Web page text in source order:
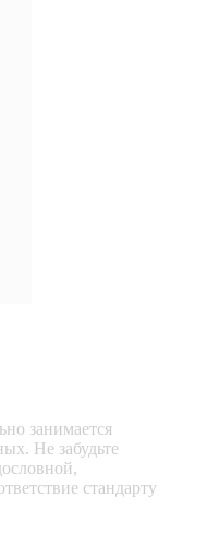
занимается
Не забудьте
стандарту